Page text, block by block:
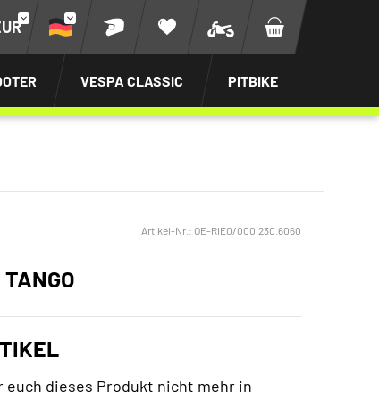
VESPA CLASSIC PITBIKE
Artikel-Nr.: OE-RIE0/000.230.6060
euch dieses Produkt nicht mehr in